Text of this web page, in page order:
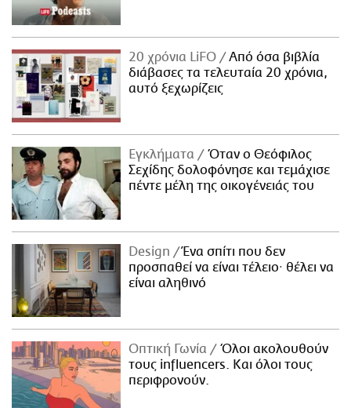
20 χρόνια LiFO
Από όσα βιβλία
διάβασες τα τελευταία 20 χρόνια,
αυτό ξεχωρίζεις
Εγκλήματα
Όταν ο Θεόφιλος
Σεχίδης δολοφόνησε και τεμάχισε
πέντε μέλη της οικογένειάς του
Design
Ένα σπίτι που δεν
προσπαθεί να είναι τέλειο· θέλει να
είναι αληθινό
Οπτική Γωνία
Όλοι ακολουθούν
τους influencers. Και όλοι τους
περιφρονούν.